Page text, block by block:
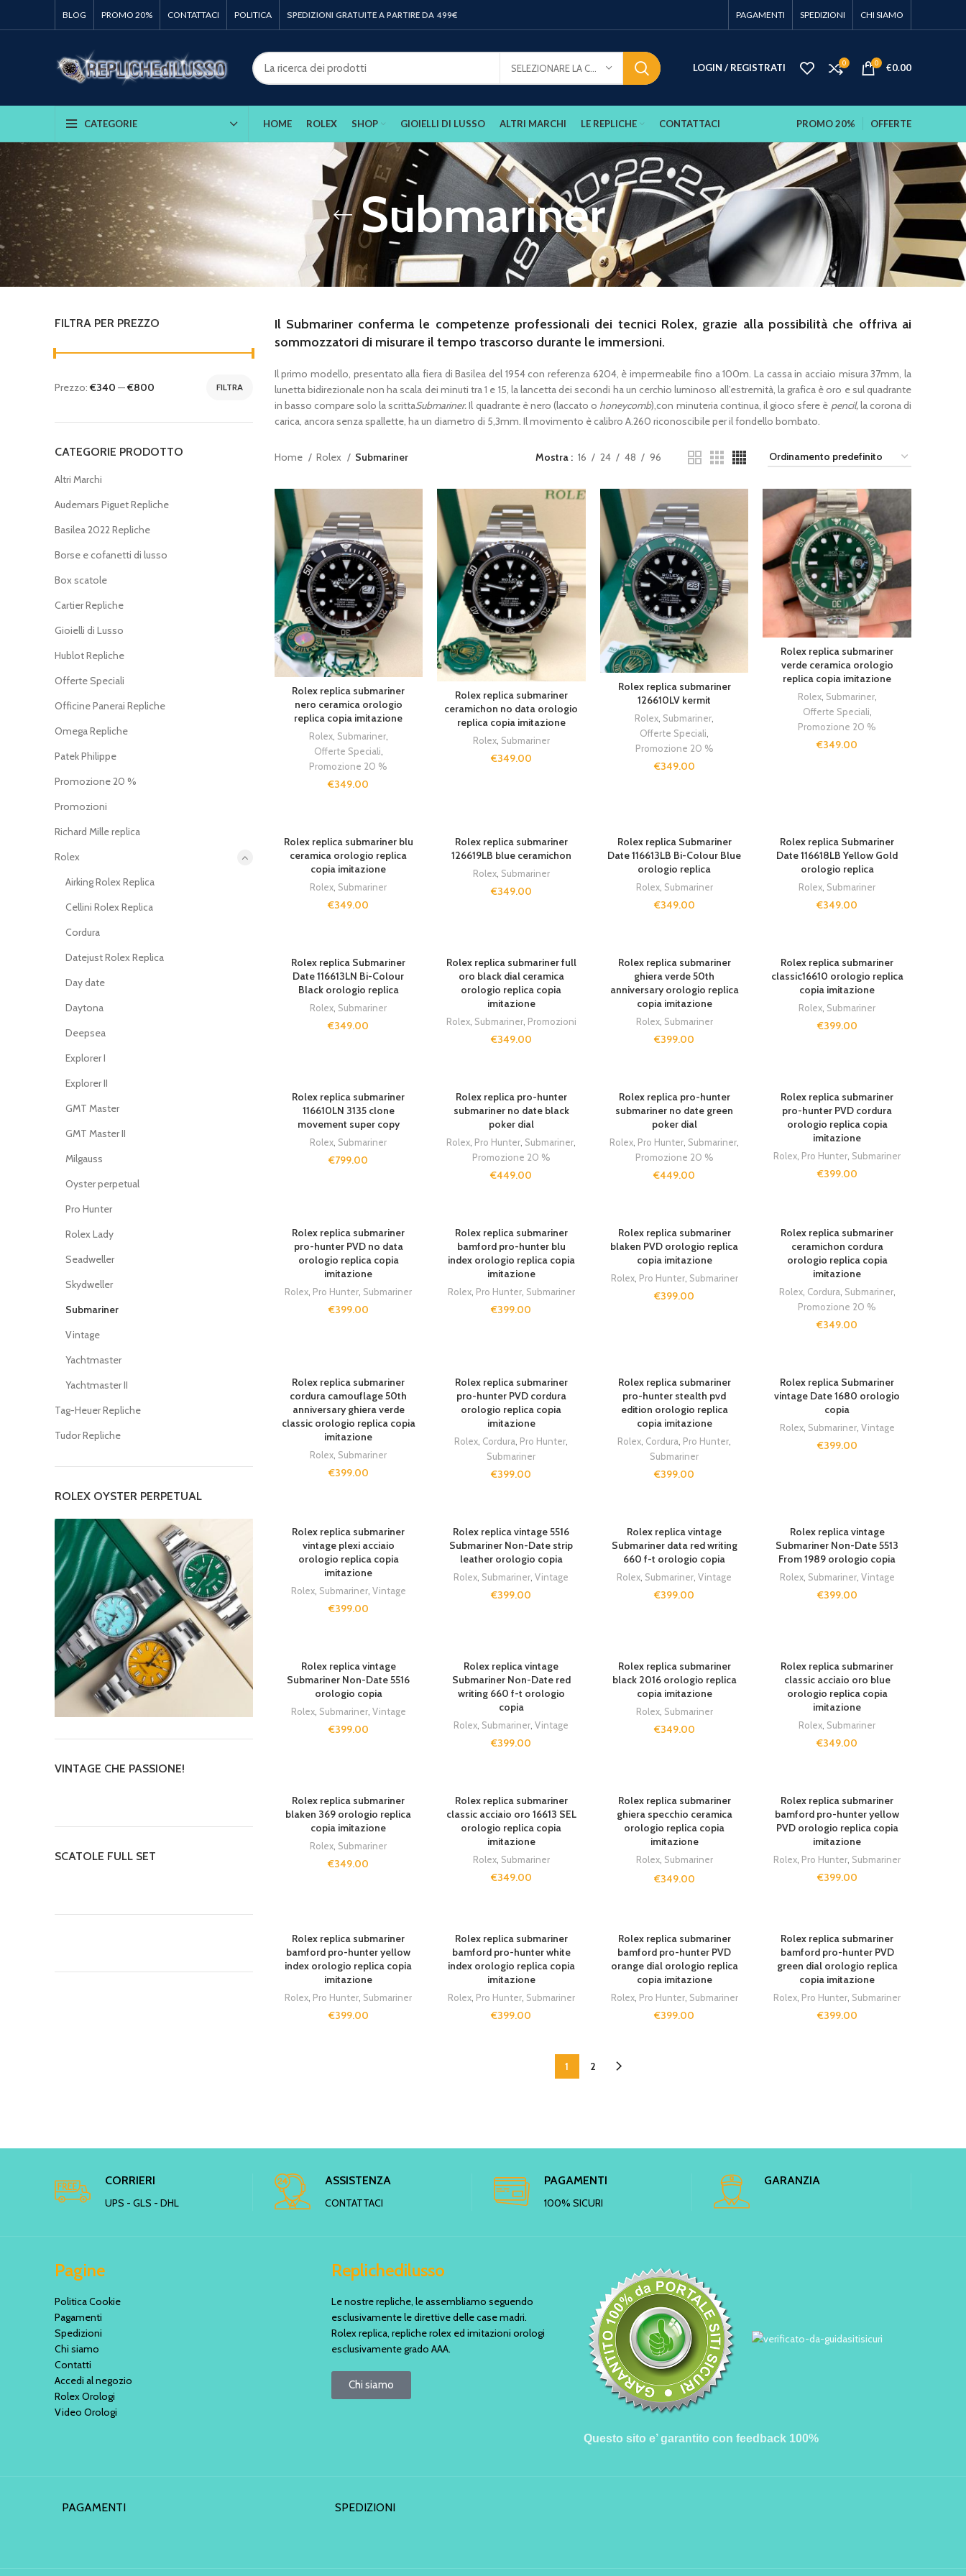
BLOG PROMO 20% CONTATTACI POLITICA SPEDIZIONI GRATUITE A PARTIRE DA 499€ PAGAMENTI SPEDIZIONI CHI SIAMO
LOGIN / REGISTRATI 0 0 €0.00
CATEGORIE HOME ROLEX SHOP GIOIELLI DI LUSSO ALTRI MARCHI LE REPLICHE CONTATTACI PROMO 20% OFFERTE
Submariner
FILTRA PER PREZZO
FILTRA
Prezzo: €340 —€800
CATEGORIE PRODOTTO
Altri Marchi
Audemars Piguet Repliche
Basilea 2022 Repliche
Borse e cofanetti di lusso
Box scatole
Cartier Repliche
Gioielli di Lusso
Hublot Repliche
Offerte Speciali
Officine Panerai Repliche
Omega Repliche
Patek Philippe
Promozione 20 %
Promozioni
Richard Mille replica
Rolex
Airking Rolex Replica
Cellini Rolex Replica
Cordura
Datejust Rolex Replica
Day date
Daytona
Deepsea
Explorer I
Explorer II
GMT Master
GMT Master II
Milgauss
Oyster perpetual
Pro Hunter
Rolex Lady
Seadweller
Skydweller
Submariner
Vintage
Yachtmaster
Yachtmaster II
Tag-Heuer Repliche
Tudor Repliche
ROLEX OYSTER PERPETUAL
VINTAGE CHE PASSIONE!
SCATOLE FULL SET
Il Submariner conferma le competenze professionali dei tecnici Rolex, grazie alla possibilità che offriva ai
sommozzatori di misurare il tempo trascorso durante le immersioni.
Il primo modello, presentato alla fiera di Basilea del 1954 con referenza 6204, è impermeabile fino a 100m. La cassa in acciaio misura 37mm, la
lunetta bidirezionale non ha scala dei minuti tra 1 e 15, la lancetta dei secondi ha un cerchio luminoso all’estremità, la grafica è oro e sul quadrante
in basso compare solo la scrittaSubmariner.Il quadrante è nero (laccato o honeycomb),con minuteria continua, il gioco sfere è pencil,la corona di
carica, ancora senza spallette, ha un diametro di 5,3mm. Il movimento è calibro A.260 riconoscibile per il fondello bombato.
Home Rolex Submariner Mostra 16 24 48 96
Rolex replica submariner
nero ceramica orologio
replica copia imitazione
Rolex, Submariner,
Offerte Speciali,
Promozione 20 %
€349.00
Rolex replica submariner
ceramichon no data orologio
replica copia imitazione
Rolex, Submariner
€349.00
Rolex replica submariner
126610LV kermit
Rolex Submariner
Offerte Speciali
Promozione 20 %
€349.00
Rolex replica submariner
verde ceramica orologio
replica copia imitazione
Rolex, Submariner,
Offerte Speciali
Promozione 20 %
€349.00
Rolex replica submariner blu
ceramica orologio replica
copia imitazione
Rolex, Submariner
€349.00
Rolex replica submariner
126619LB blue ceramichon
Rolex, Submariner
€349.00
Rolex replica Submariner
Date 116613LB Bi-Colour Blue
orologio replica
Rolex, Submariner
€349.00
Rolex replica Submariner
Date 116618LB Yellow Gold
orologio replica
Rolex, Submariner
€349.00
Rolex replica Submariner
Date 116613LN Bi-Colour
Black orologio replica
Rolex, Submariner
€349.00
Rolex replica submariner full
oro black dial ceramica
orologio replica copia
imitazione
Rolex, Submariner, Promozioni
€349.00
Rolex replica submariner
ghiera verde 50th
anniversary orologio replica
copia imitazione
Rolex, Submariner
€399.00
Rolex replica submariner
classic16610 orologio replica
copia imitazione
Rolex, Submariner
€399.00
Rolex replica submariner
116610LN 3135 clone
movement super copy
Rolex, Submariner
€799.00
Rolex replica pro-hunter
submariner no date black
poker dial
Rolex, Pro Hunter, Submariner,
Promozione 20 %
€449.00
Rolex replica pro-hunter
submariner no date green
poker dial
Rolex, Pro Hunter, Submariner,
Promozione 20 %
€449.00
Rolex replica submariner
pro-hunter PVD cordura
orologio replica copia
imitazione
Rolex, Pro Hunter, Submariner
€399.00
Rolex replica submariner
pro-hunter PVD no data
orologio replica copia
imitazione
Rolex, Pro Hunter, Submariner
€399.00
Rolex replica submariner
bamford pro-hunter blu
index orologio replica copia
imitazione
Rolex, Pro Hunter, Submariner
€399.00
Rolex replica submariner
blaken PVD orologio replica
copia imitazione
Rolex, Pro Hunter, Submariner
€399.00
Rolex replica submariner
ceramichon cordura
orologio replica copia
imitazione
Rolex, Cordura, Submariner,
Promozione 20 %
€349.00
Rolex replica submariner
cordura camouflage 50th
anniversary ghiera verde
classic orologio replica copia
imitazione
Rolex, Submariner
€399.00
Rolex replica submariner
pro-hunter PVD cordura
orologio replica copia
imitazione
Rolex, Cordura, Pro Hunter,
Submariner
€399.00
Rolex replica submariner
pro-hunter stealth pvd
edition orologio replica
copia imitazione
Rolex, Cordura, Pro Hunter,
Submariner
€399.00
Rolex replica Submariner
vintage Date 1680 orologio
copia
Rolex, Submariner, Vintage
€399.00
Rolex replica submariner
vintage plexi acciaio
orologio replica copia
imitazione
Rolex, Submariner, Vintage
€399.00
Rolex replica vintage 5516
Submariner Non-Date strip
leather orologio copia
Rolex, Submariner,Vintage
€399.00
Rolex replica vintage
Submariner data red writing
660 f-t orologio copia
Rolex, Submariner,Vintage
€399.00
Rolex replica vintage
Submariner Non-Date 5513
From 1989 orologio copia
Rolex, Submariner, Vintage
€399.00
Rolex replica vintage
Submariner Non-Date 5516
orologio copia
Rolex, Submariner, Vintage
€399.00
Rolex replica vintage
Submariner Non-Date red
writing 660 f-t orologio
copia
Rolex, Submariner,Vintage
€399.00
Rolex replica submariner
black 2016 orologio replica
copia imitazione
Rolex, Submariner
€349.00
Rolex replica submariner
classic acciaio oro blue
orologio replica copia
imitazione
Rolex, Submariner
€349.00
Rolex replica submariner
blaken 369 orologio replica
copia imitazione
Rolex, Submariner
€349.00
Rolex replica submariner
classic acciaio oro 16613 SEL
orologio replica copia
imitazione
Rolex, Submariner
€349.00
Rolex replica submariner
ghiera specchio ceramica
orologio replica copia
imitazione
Rolex, Submariner
€349.00
Rolex replica submariner
bamford pro-hunter yellow
PVD orologio replica copia
imitazione
Rolex, Pro Hunter, Submariner
€399.00
Rolex replica submariner
bamford pro-hunter yellow
index orologio replica copia
imitazione
Rolex Pro Hunter Submariner
€399.00
Rolex replica submariner
bamford pro-hunter white
index orologio replica copia
imitazione
Rolex, Pro Hunter, Submariner
€399.00
Rolex replica submariner
bamford pro-hunter PVD
orange dial orologio replica
copia imitazione
Rolex, Pro Hunter, Submariner
€399.00
Rolex replica submariner
bamford pro-hunter PVD
green dial orologio replica
copia imitazione
Rolex Pro Hunter Submariner
€399.00
1 2
CORRIERI
UPS - GLS - DHL
ASSISTENZA
CONTATTACI
PAGAMENTI
100% SICURI
GARANZIA
Pagine
Politica Cookie
Pagamenti
Spedizioni
Chi siamo
Contatti
Accedi al negozio
Rolex Orologi
Video Orologi
Replichedilusso
Le nostre repliche, le assembliamo seguendo
esclusivamente le direttive delle case madri.
Rolex replica, repliche rolex ed imitazioni orologi
esclusivamente grado AAA.
Chi siamo
Questo sito e’ garantito con feedback 100%
PAGAMENTI SPEDIZIONI